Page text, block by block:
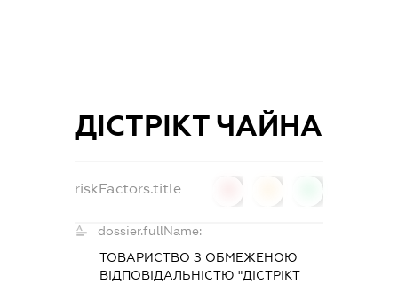
ДІСТРІКТ ЧАЙНА
riskFactors.title
dossier.fullName:
ТОВАРИСТВО З ОБМЕЖЕНОЮ
ВІДПОВІДАЛЬНІСТЮ "ДІСТРІКТ